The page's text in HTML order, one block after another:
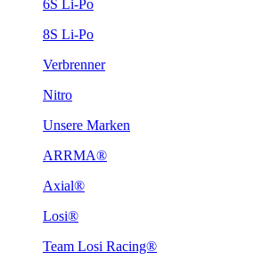
6S Li-Po
8S Li-Po
Verbrenner
Nitro
Unsere Marken
ARRMA®
Axial®
Losi®
Team Losi Racing®